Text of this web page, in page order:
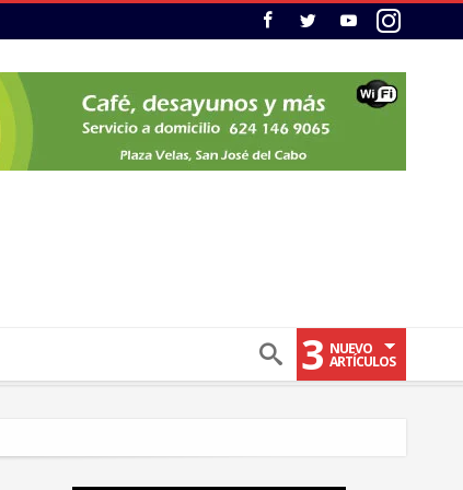
3 NUEVO
ARTÍCULOS